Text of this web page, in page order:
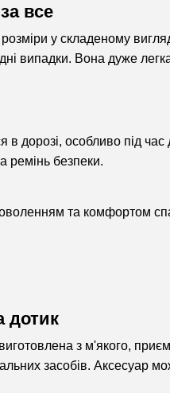
все
у складеному
випадки. Вона дуже
в дорозі, особливо під
ремінь безпеки.
та комфортом
дотик
з м'якого,
засобів. Аксесуар